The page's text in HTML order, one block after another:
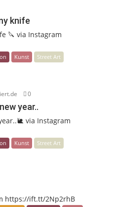
knife
🔪 via Instagram
Kunst Street Art
0
year..
via Instagram
Kunst Street Art
https://ift.tt/2Np2rhB